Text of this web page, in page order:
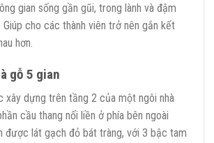
gian sống gần gũi, trong lành và đậm
cho các thành viên trở nên gắn kết
hơn.
gỗ 5 gian
xây dựng trên tầng 2 của một ngôi nhà
cầu thang nối liền ở phía bên ngoài
được lát gạch đỏ bát tràng, với 3 bậc tam